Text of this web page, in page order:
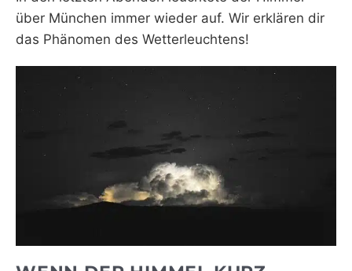
über München immer wieder auf. Wir erklären dir
das Phänomen des Wetterleuchtens!